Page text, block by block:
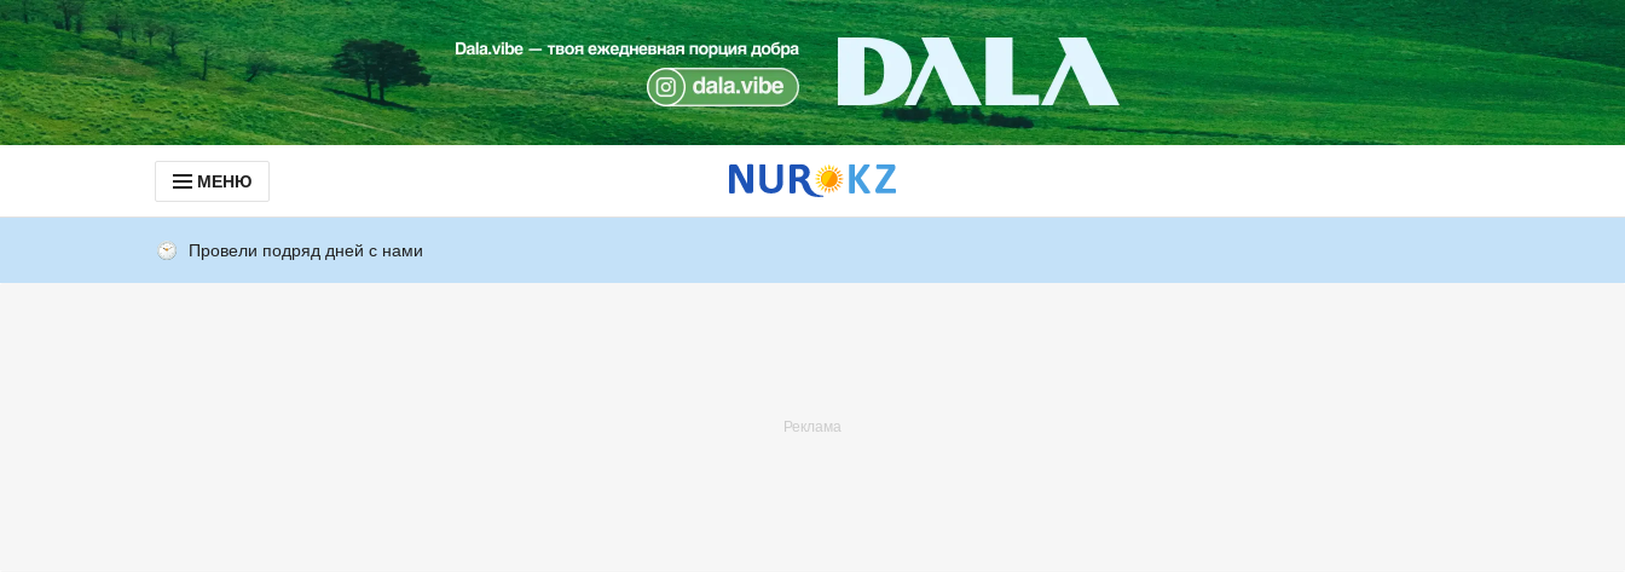
МЕНЮ
Провели подряд дней с нами